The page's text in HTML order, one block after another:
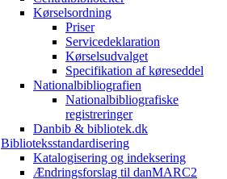
Kørselsordning
Priser
Servicedeklaration
Kørselsudvalget
Specifikation af køreseddel
Nationalbibliografien
Nationalbibliografiske
registreringer
Danbib & bibliotek.dk
Biblioteksstandardisering
Katalogisering og indeksering
Ændringsforslag til danMARC2